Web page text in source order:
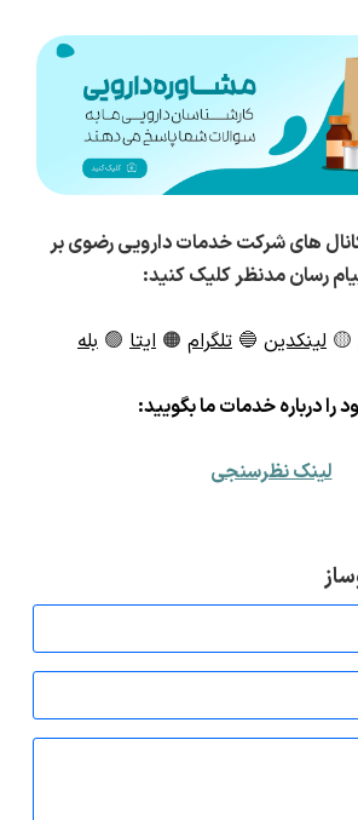
های شرکت خدمات دارویی رضوی بر
رسان مدنظر کلیک کنید:
🟡 لینکدین 🔵 تلگرام 🟠 ایتا 🟢 بله
را درباره خدمات ما بگویید:
لینک نظرسنجی